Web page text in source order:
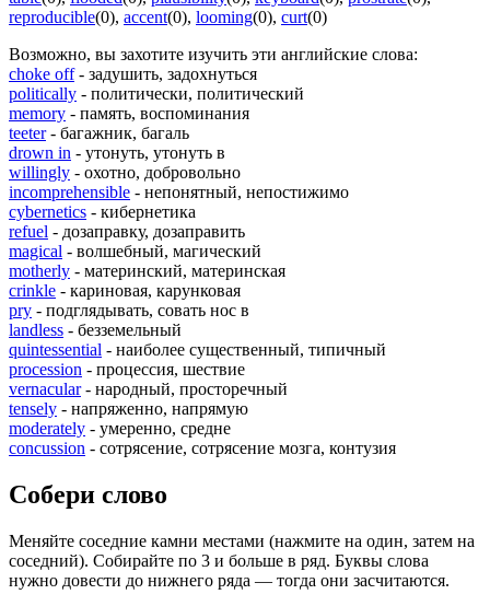
reproducible(0), accent(0), looming(0), curt(0)
Возможно, вы захотите изучить эти английские слова:
choke off- задушить, задохнуться
politically - политически, политический
memory - память, воспоминания
teeter- багажник, багаль
drown in - утонуть, утонуть в
willingly - охотно, добровольно
incomprehensible - непонятный, непостижимо
cybernetics - кибернетика
refuel - дозаправку, дозаправить
magical - волшебный, магический
motherly - материнский, материнская
crinkle - кариновая, карунковая
pry - подглядывать, совать нос в
landless - безземельный
quintessential - наиболее существенный, типичный
procession - процессия, шествие
vernacular- народный, просторечный
tensely - напряженно, напрямую
moderately - умеренно, средне
concussion - сотрясение, сотрясение мозга, контузия
Собери слово
Меняйте соседние камни местами (нажмите на один, затем на
соседний). Собирайте по 3 и больше в ряд. Буквы слова
нужно довести до нижнего ряда — тогда они засчитаются.